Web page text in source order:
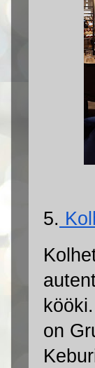
5.
kööki.
on